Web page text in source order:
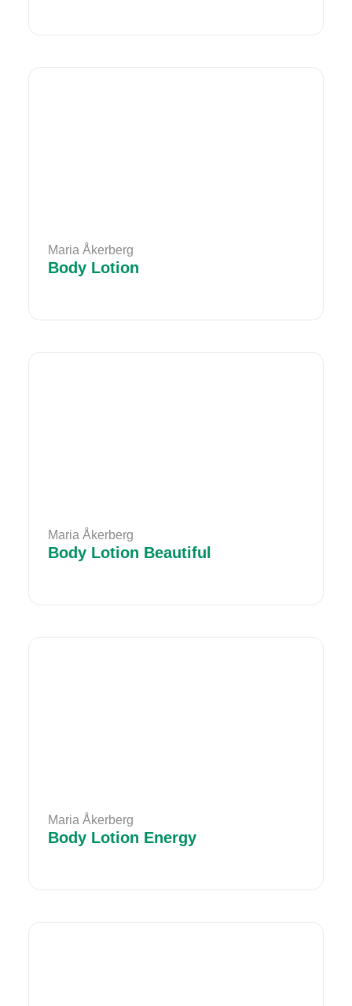
Maria Åkerberg
Body Lotion
Maria Åkerberg
Body Lotion Beautiful
Maria Åkerberg
Body Lotion Energy